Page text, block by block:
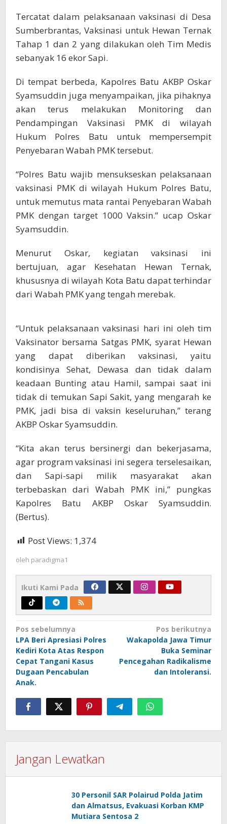
Tercatat dalam pelaksanaan vaksinasi di Desa
Sumberbrantas, Vaksinasi untuk Hewan Ternak
Tahap 1 dan 2 yang dilakukan oleh Tim Medis
sebanyak 16 ekor Sapi.
Di tempat berbeda, Kapolres Batu AKBP Oskar
Syamsuddin juga menyampaikan, jika pihaknya
akan terus melakukan Monitoring dan
Pendampingan Vaksinasi PMK di wilayah
Hukum Polres Batu untuk mempersempit
Penyebaran Wabah PMK tersebut.
“Polres Batu wajib mensukseskan pelaksanaan
vaksinasi PMK di wilayah Hukum Polres Batu,
untuk memutus mata rantai Penyebaran Wabah
PMK dengan target 1000 Vaksin.” ucap Oskar
Syamsuddin.
Menurut Oskar, kegiatan vaksinasi ini
bertujuan, agar Kesehatan Hewan Ternak,
khususnya di wilayah Kota Batu dapat terhindar
dari Wabah PMK yang tengah merebak.
“Untuk pelaksanaan vaksinasi hari ini oleh tim
Vaksinator bersama Satgas PMK, syarat Hewan
yang dapat diberikan vaksinasi, yaitu
kondisinya Sehat, Dewasa dan tidak dalam
keadaan Bunting atau Hamil, sampai saat ini
tidak di temukan Sapi Sakit, yang mengarah ke
PMK, jadi bisa di vaksin keseluruhan,” terang
AKBP Oskar Syamsuddin.
“Kita akan terus bersinergi dan bekerjasama,
agar program vaksinasi ini segera terselesaikan,
dan Sapi-sapi milik masyarakat akan
terbebaskan dari Wabah PMK ini,” pungkas
Kapolres Batu AKBP Oskar Syamsuddin.
(Bertus).
Post Views: 1,374
oleh paradigma1
Ikuti Kami Pada
Navigasi
pos
Pos sebelumnya
LPA Beri Apresiasi Polres
Kediri Kota Atas Respon
Cepat Tangani Kasus
Dugaan Pencabulan
Anak.
Pos berikutnya
Wakapolda Jawa Timur
Buka Seminar
Pencegahan Radikalisme
dan Intoleransi.
Jangan Lewatkan
30 Personil SAR Polairud Polda Jatim
dan Almatsus, Evakuasi Korban KMP
Mutiara Sentosa 2